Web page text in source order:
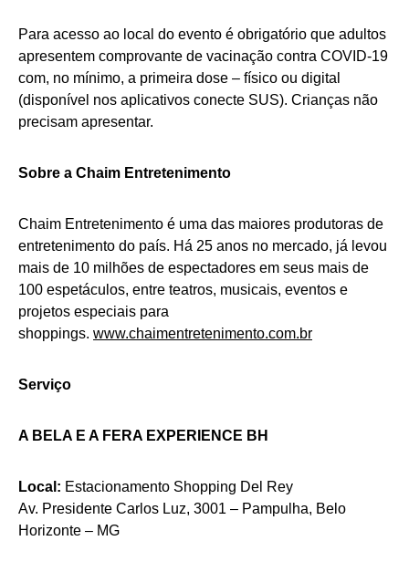
Para acesso ao local do evento é obrigatório que adultos
apresentem comprovante de vacinação contra COVID-19
com, no mínimo, a primeira dose – físico ou digital
(disponível nos aplicativos conecte SUS). Crianças não
precisam apresentar.
Sobre a Chaim Entretenimento
Chaim Entretenimento é uma das maiores produtoras de
entretenimento do país. Há 25 anos no mercado, já levou
mais de 10 milhões de espectadores em seus mais de
100 espetáculos, entre teatros, musicais, eventos e
projetos especiais para
shoppings. www.chaimentretenimento.com.br
Serviço
A BELA E A FERA EXPERIENCE BH
Local: Estacionamento Shopping Del Rey
Av. Presidente Carlos Luz, 3001 – Pampulha, Belo
Horizonte – MG